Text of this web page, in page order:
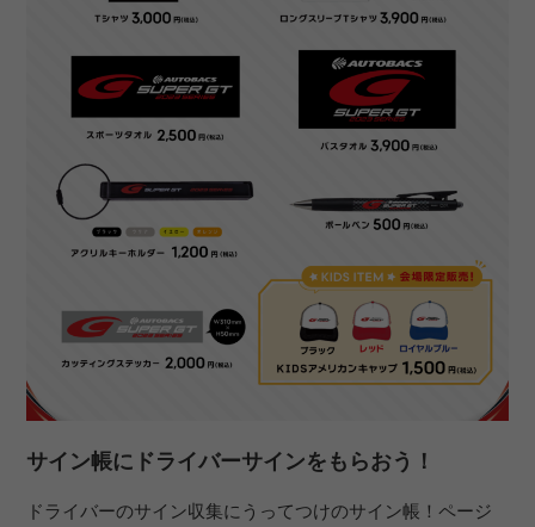
サイン帳にドライバーサインをもらおう！
ドライバーのサイン収集にうってつけのサイン帳！ページ